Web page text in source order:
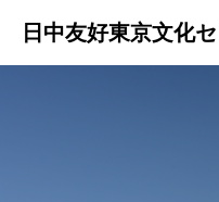
日中友好東京文化